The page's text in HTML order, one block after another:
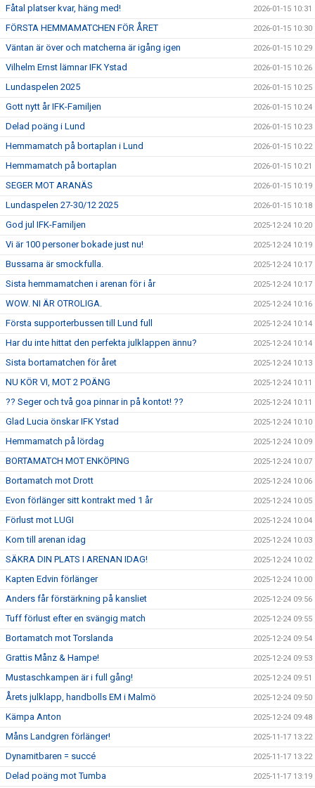
Fåtal platser kvar, häng med! 2026-01-15 10:31
FÖRSTA HEMMAMATCHEN FÖR ÅRET 2026-01-15 10:30
Väntan är över och matcherna är igång igen 2026-01-15 10:29
Vilhelm Ernst lämnar IFK Ystad 2026-01-15 10:26
Lundaspelen 2025 2026-01-15 10:25
Gott nytt år IFK-Familjen 2026-01-15 10:24
Delad poäng i Lund 2026-01-15 10:23
Hemmamatch på bortaplan i Lund 2026-01-15 10:22
Hemmamatch på bortaplan 2026-01-15 10:21
SEGER MOT ARANÄS 2026-01-15 10:19
Lundaspelen 27-30/12 2025 2026-01-15 10:18
God jul IFK-Familjen 2025-12-24 10:20
Vi är 100 personer bokade just nu! 2025-12-24 10:19
Bussarna är smockfulla. 2025-12-24 10:17
Sista hemmamatchen i arenan för i år 2025-12-24 10:17
WOW. NI ÄR OTROLIGA. 2025-12-24 10:16
Första supporterbussen till Lund full 2025-12-24 10:14
Har du inte hittat den perfekta julklappen ännu? 2025-12-24 10:14
Sista bortamatchen för året 2025-12-24 10:13
NU KÖR VI, MOT 2 POÄNG 2025-12-24 10:11
?? Seger och två goa pinnar in på kontot! ?? 2025-12-24 10:11
Glad Lucia önskar IFK Ystad 2025-12-24 10:10
Hemmamatch på lördag 2025-12-24 10:09
BORTAMATCH MOT ENKÖPING 2025-12-24 10:07
Bortamatch mot Drott 2025-12-24 10:06
Evon förlänger sitt kontrakt med 1 år 2025-12-24 10:05
Förlust mot LUGI 2025-12-24 10:04
Kom till arenan idag 2025-12-24 10:03
SÄKRA DIN PLATS I ARENAN IDAG! 2025-12-24 10:02
Kapten Edvin förlänger 2025-12-24 10:00
Anders får förstärkning på kansliet 2025-12-24 09:56
Tuff förlust efter en svängig match 2025-12-24 09:55
Bortamatch mot Torslanda 2025-12-24 09:54
Grattis Månz & Hampe! 2025-12-24 09:53
Mustaschkampen är i full gång! 2025-12-24 09:51
Årets julklapp, handbolls EM i Malmö 2025-12-24 09:50
Kämpa Anton 2025-12-24 09:48
Måns Landgren förlänger! 2025-11-17 13:22
Dynamitbaren = succé 2025-11-17 13:22
Delad poäng mot Tumba 2025-11-17 13:19